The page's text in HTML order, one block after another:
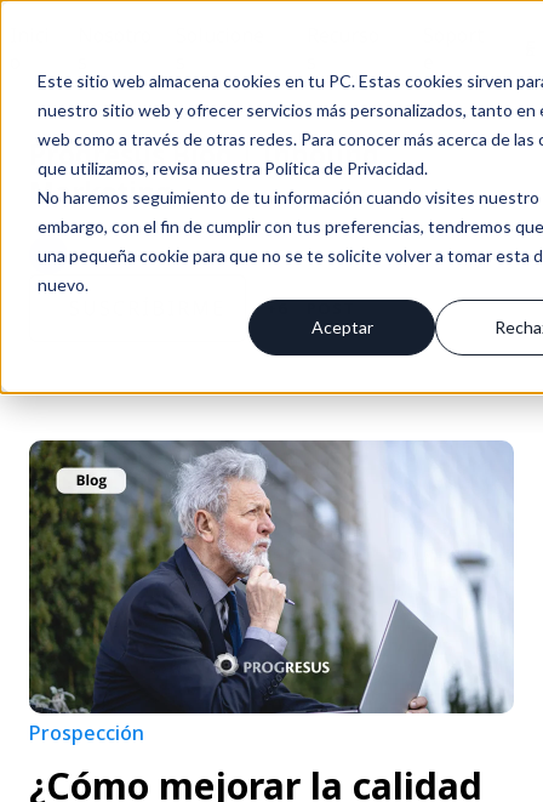
Este sitio web almacena cookies en tu PC. Estas cookies sirven
nuestro sitio web y ofrecer servicios más personalizados, tanto en
web como a través de otras redes. Para conocer más acerca de las
que utilizamos, revisa nuestra Política de Privacidad.
No haremos seguimiento de tu información cuando visites nuestro
embargo, con el fin de cumplir con tus preferencias, tendremos
una pequeña cookie para que no se te solicite volver a tomar esta
nuevo.
Aceptar
Progresus Blog | Inbound
Marketing
BLOG PROGRESUS / NOTICIAS & NOVEDADES
+6
Prospección
¿Cómo mejorar la calidad